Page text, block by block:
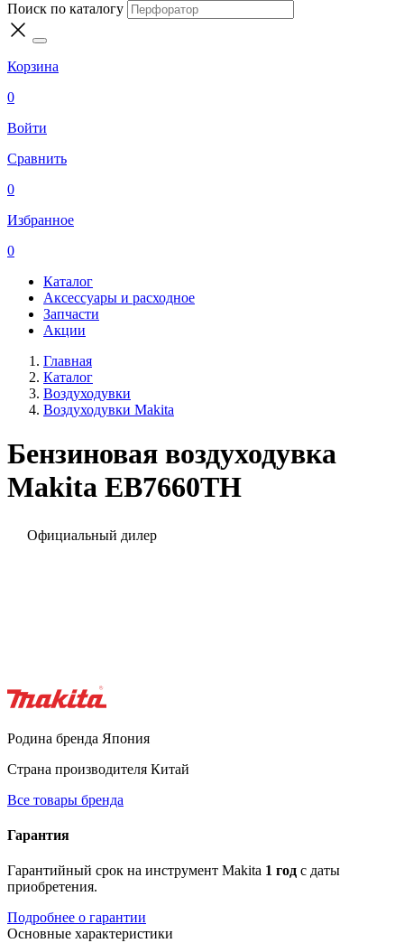
Поиск по каталогу
Корзина
0
Войти
Сравнить
0
Избранное
0
Каталог
Аксессуары и расходное
Запчасти
Акции
Главная
Каталог
Воздуходувки
Воздуходувки Makita
Бензиновая воздуходувка
Makita EB7660TH
Официальный дилер
Родина бренда Япония
Страна производителя Китай
Все товары бренда
Гарантия
Гарантийный срок на инструмент Makita 1 год с даты
приобретения.
Подробнее о гарантии
Основные характеристики